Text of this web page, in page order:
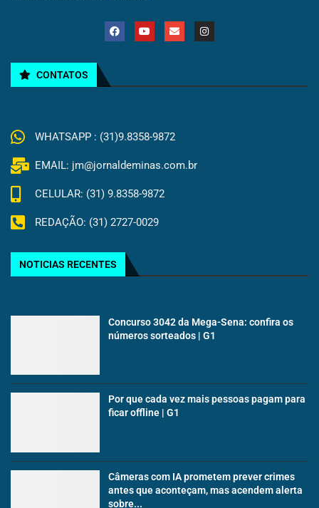
CONTATOS
WHATSAPP : (31)9.8358-9872
EMAIL: jm@jornaldeminas.com.br
CELULAR: (31) 9.8358-9872
REDAÇÃO: (31) 2727-0029
NOTICIAS RECENTES
Concurso 3042 da Mega-Sena: confira os
números sorteados | G1
Por que cada vez mais pessoas pagam para
ficar offline | G1
Câmeras com IA prometem prever crimes
antes que aconteçam, mas acendem alerta
sobre...